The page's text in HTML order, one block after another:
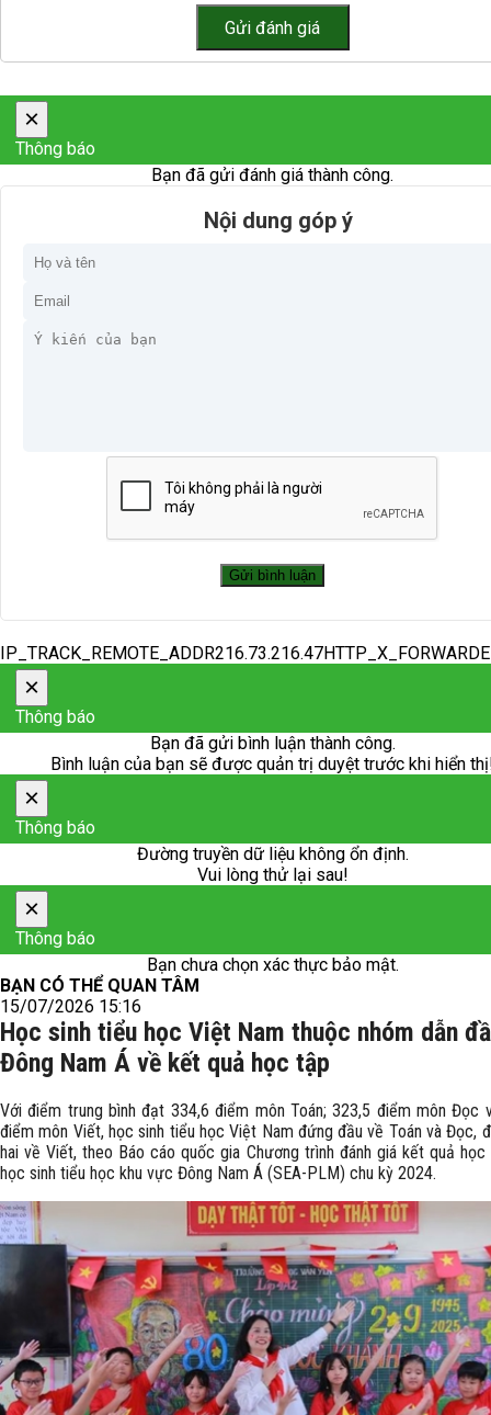
×
Thông báo
Bạn đã gửi đánh giá thành công.
Nội dung góp ý
×
Thông báo
Bạn đã gửi bình luận thành công.
Bình luận của bạn sẽ được quản trị duyệt trước khi hiển
×
Thông báo
Đường truyền dữ liệu không ổn định.
Vui lòng thử lại sau!
×
Thông báo
Bạn chưa chọn xác thực bảo mật.
BẠN CÓ THỂ QUAN TÂM
15/07/2026 15:16
Học sinh tiểu học Việt Nam thuộc nhóm dẫn
Đông Nam Á về kết quả học tập
Với điểm trung bình đạt 334,6 điểm môn Toán; 323,5 điểm môn Đọc
điểm môn Viết, học sinh tiểu học Việt Nam đứng đầu về Toán và Đọc,
hai về Viết, theo Báo cáo quốc gia Chương trình đánh giá kết quả
học sinh tiểu học khu vực Đông Nam Á (SEA-PLM) chu kỳ 2024.